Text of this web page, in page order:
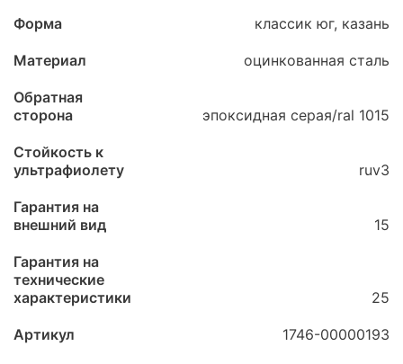
Форма классик юг, казань
Материал оцинкованная сталь
Обратная
сторона
эпоксидная серая/ral 1015
Стойкость к
ультрафиолету
ruv3
Гарантия на
внешний вид
15
Гарантия на
технические
характеристики
25
Артикул 1746-00000193